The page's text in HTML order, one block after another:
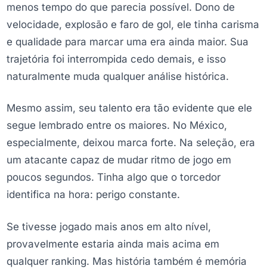
menos tempo do que parecia possível. Dono de
velocidade, explosão e faro de gol, ele tinha carisma
e qualidade para marcar uma era ainda maior. Sua
trajetória foi interrompida cedo demais, e isso
naturalmente muda qualquer análise histórica.
Mesmo assim, seu talento era tão evidente que ele
segue lembrado entre os maiores. No México,
especialmente, deixou marca forte. Na seleção, era
um atacante capaz de mudar ritmo de jogo em
poucos segundos. Tinha algo que o torcedor
identifica na hora: perigo constante.
Se tivesse jogado mais anos em alto nível,
provavelmente estaria ainda mais acima em
qualquer ranking. Mas história também é memória